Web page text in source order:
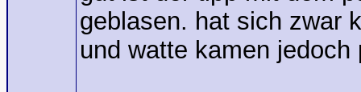
geblasen. hat sich zwar
und watte kamen jedoch